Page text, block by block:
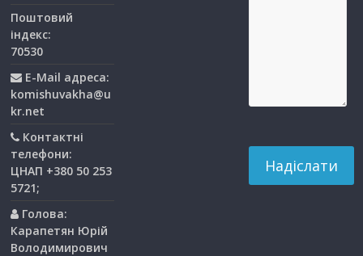
Поштовий
індекс:
70530
E-Mail адреса:
komishuvakha@u
kr.net
Контактні
телефони:
ЦНАП +380 50 253
5721;
Голова:
Карапетян Юрій
Володимирович